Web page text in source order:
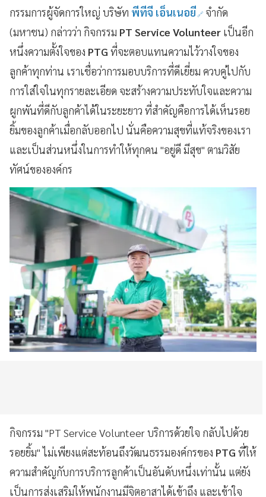
กรรมการผู้จัดการใหญ่ บริษัท พีทีจี เอ็นเนอยี จำกัด
(มหาชน) กล่าวว่า กิจกรรม PT Service Volunteer เป็นอีก
หนึ่งความตั้งใจของ PTG ที่จะตอบแทนความไว้วางใจของ
ลูกค้าทุกท่าน เราเชื่อว่าการมอบบริการที่ดีเยี่ยม ควบคู่ไปกับ
การใส่ใจในทุกรายละเอียด จะสร้างความประทับใจและความ
ผูกพันที่ดีกับลูกค้าได้ในระยะยาว ที่สำคัญคือการได้เห็นรอย
ยิ้มของลูกค้าเมื่อกลับออกไป นั่นคือความสุขที่แท้จริงของเรา
และเป็นส่วนหนึ่งในการทำให้ทุกคน "อยู่ดี มีสุข" ตามวิสัย
ทัศน์ขององค์กร
กิจกรรม "PT Service Volunteer บริการด้วยใจ กลับไปด้วย
รอยยิ้ม" ไม่เพียงแต่สะท้อนถึงวัฒนธรรมองค์กรของ PTG ที่ให้
ความสำคัญกับการบริการลูกค้าเป็นอันดับหนึ่งเท่านั้น แต่ยัง
เป็นการส่งเสริมให้พนักงานมีจิตอาสาได้เข้าถึง และเข้าใจ